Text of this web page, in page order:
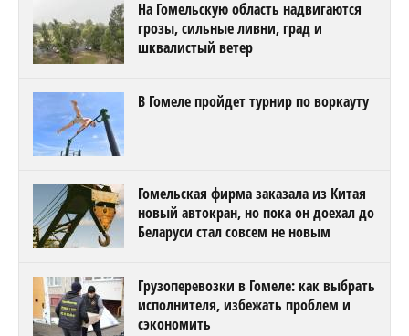
На Гомельскую область надвигаются
грозы, сильные ливни, град и
шквалистый ветер
В Гомеле пройдет турнир по воркауту
Гомельская фирма заказала из Китая
новый автокран, но пока он доехал до
Беларуси стал совсем не новым
Грузоперевозки в Гомеле: как выбрать
исполнителя, избежать проблем и
сэкономить